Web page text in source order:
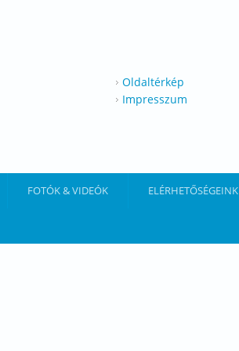
Oldaltérkép
Impresszum
FOTÓK & VIDEÓK ELÉRHETŐSÉGEINK